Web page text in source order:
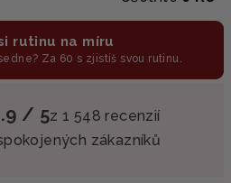
rutinu na míru
Za 60 s zjistíš svou rutinu.
/ 5z 1 548 recenzií
zákazníků